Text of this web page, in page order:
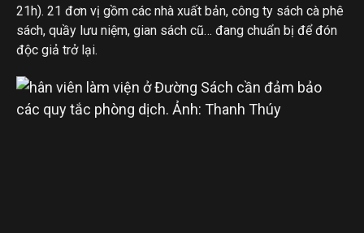
21h). 21 đơn vị gồm các nhà xuất bản, công ty sách cà phê
sách, quầy lưu niệm, gian sách cũ… đang chuẩn bị để đón
độc giả trở lại.